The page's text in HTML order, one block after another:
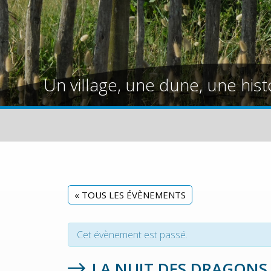
Un village, une dune, une
« TOUS LES ÉVÈNEMENTS
Cet évènement est passé.